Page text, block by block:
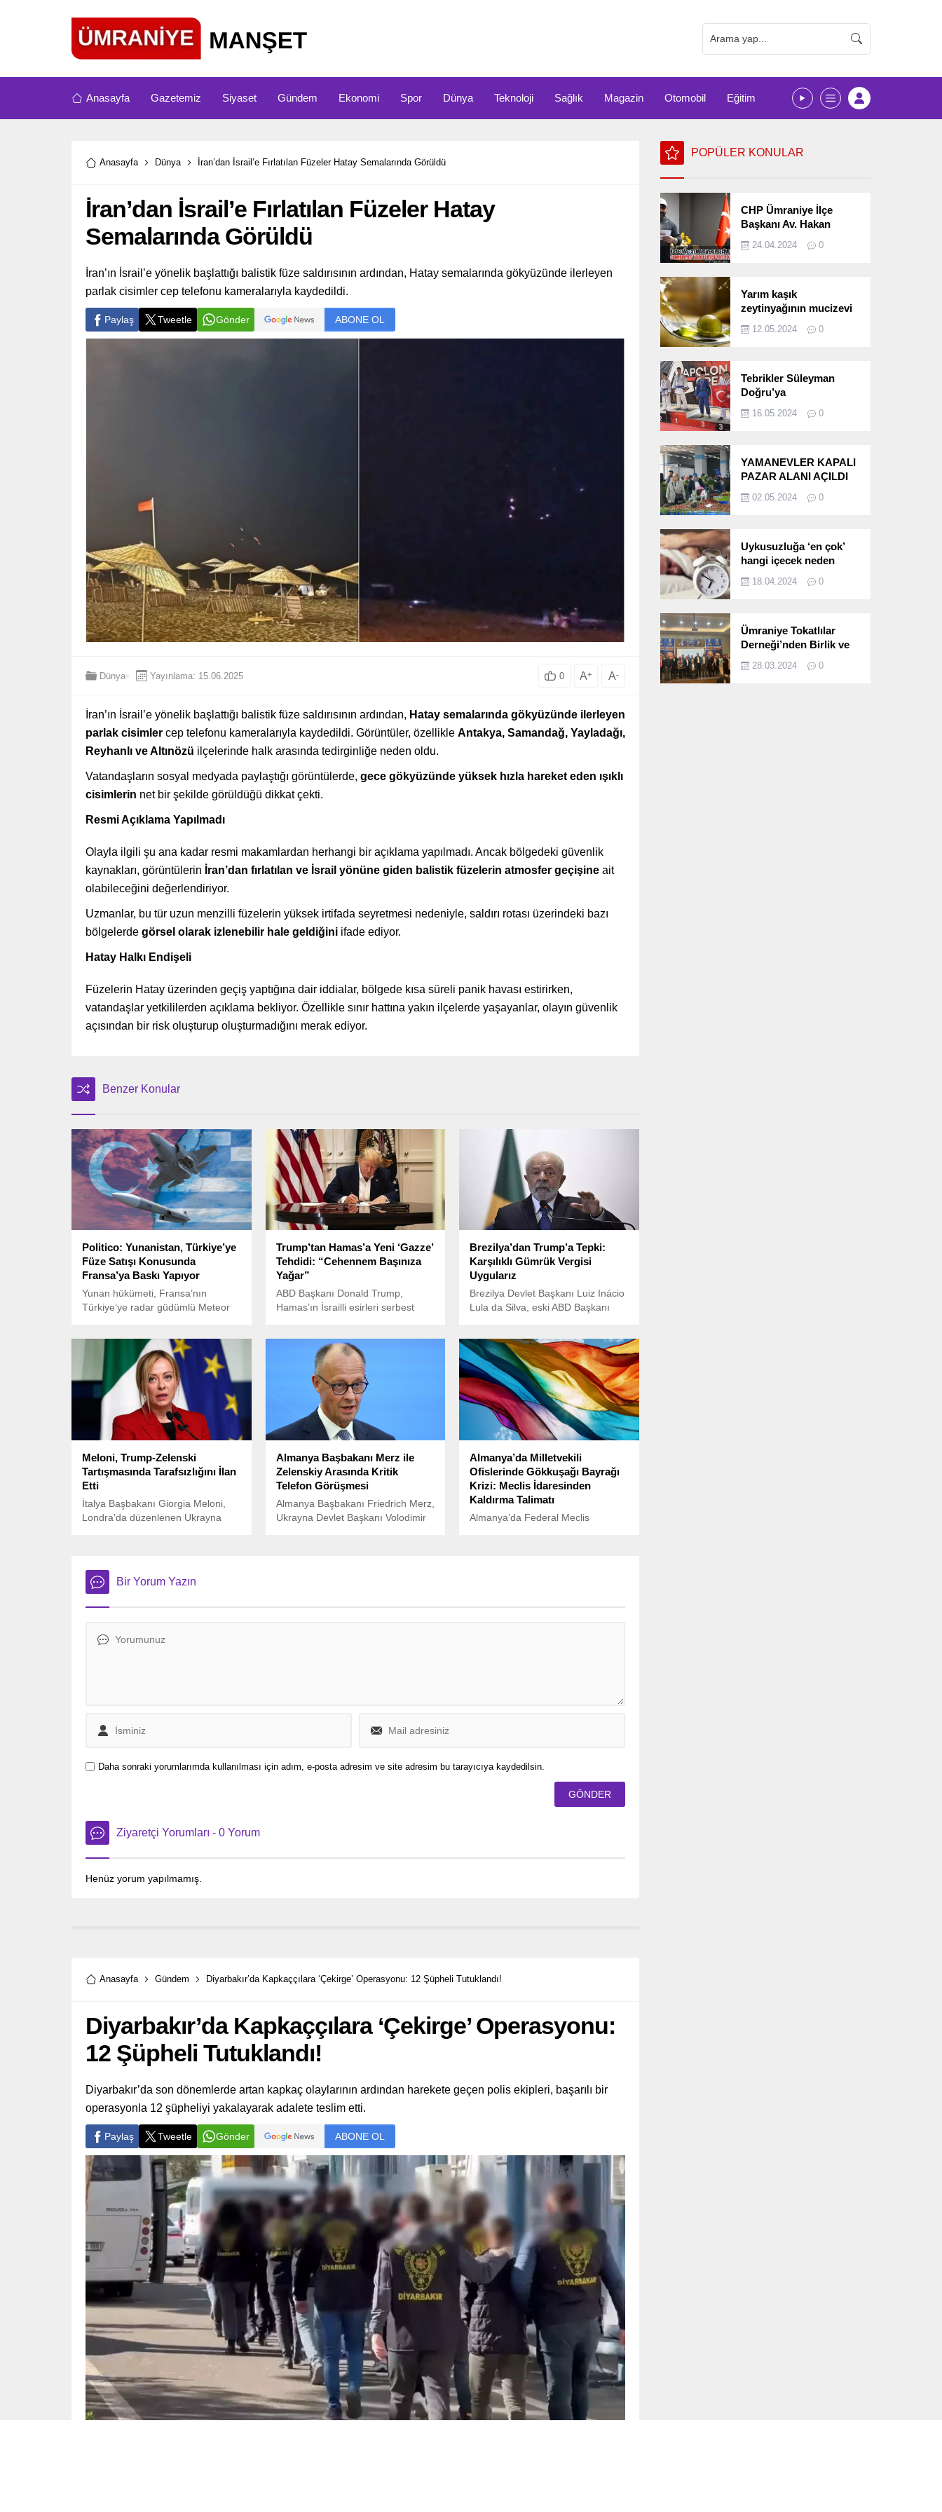
Anasayfa Gazetemiz Siyaset Gündem Ekonomi Spor Dünya Teknoloji Sağlık Magazin Otomobil Eğitim
Anasayfa Dünya İran’dan İsrail’e Fırlatılan Füzeler Hatay Semalarında Görüldü
İran’dan İsrail’e Fırlatılan Füzeler Hatay
Semalarında Görüldü
İran’ın İsrail’e yönelik başlattığı balistik füze saldırısının ardından, Hatay semalarında gökyüzünde ilerleyen
parlak cisimler cep telefonu kameralarıyla kaydedildi.
Paylaş Tweetle Gönder ABONE OL
Dünya Yayınlama: 15.06.2025 0 A+ A-
İran’ın İsrail’e yönelik başlattığı balistik füze saldırısının ardından, Hatay semalarında gökyüzünde ilerleyen
parlak cisimler cep telefonu kameralarıyla kaydedildi. Görüntüler, özellikle Antakya, Samandağ, Yayladağı,
Reyhanlı ve Altınözü ilçelerinde halk arasında tedirginliğe neden oldu.
Vatandaşların sosyal medyada paylaştığı görüntülerde, gece gökyüzünde yüksek hızla hareket eden ışıklı
cisimlerin net bir şekilde görüldüğü dikkat çekti.
Resmi Açıklama Yapılmadı
Olayla ilgili şu ana kadar resmi makamlardan herhangi bir açıklama yapılmadı. Ancak bölgedeki güvenlik
kaynakları, görüntülerin İran’dan fırlatılan ve İsrail yönüne giden balistik füzelerin atmosfer geçişine ait
olabileceğini değerlendiriyor.
Uzmanlar, bu tür uzun menzilli füzelerin yüksek irtifada seyretmesi nedeniyle, saldırı rotası üzerindeki bazı
bölgelerde görsel olarak izlenebilir hale geldiğini ifade ediyor.
Hatay Halkı Endişeli
Füzelerin Hatay üzerinden geçiş yaptığına dair iddialar, bölgede kısa süreli panik havası estirirken,
vatandaşlar yetkililerden açıklama bekliyor. Özellikle sınır hattına yakın ilçelerde yaşayanlar, olayın güvenlik
açısından bir risk oluşturup oluşturmadığını merak ediyor.
Benzer Konular
Politico: Yunanistan, Türkiye’ye
Füze Satışı Konusunda
Fransa’ya Baskı Yapıyor
Yunan hükümeti, Fransa’nın
Türkiye’ye radar güdümlü Meteor
Trump’tan Hamas’a Yeni ‘Gazze’
Tehdidi: “Cehennem Başınıza
Yağar”
ABD Başkanı Donald Trump,
Hamas’ın İsrailli esirleri serbest
“Saat 12’de ne olacağını
bilmiyorum.
Brezilya’dan Trump’a Tepki:
Karşılıklı Gümrük Vergisi
Uygularız
Brezilya Devlet Başkanı Luiz Inácio
Lula da Silva, eski ABD Başkanı
uygulama açıklamalarına yanıt
verdi.
Meloni, Trump-Zelenski
Tartışmasında Tarafsızlığını İlan
Etti
İtalya Başbakanı Giorgia Meloni,
Londra’da düzenlenen Ukrayna
bulundu.
Almanya Başbakanı Merz ile
Zelenskiy Arasında Kritik
Telefon Görüşmesi
Almanya Başbakanı Friedrich Merz,
Ukrayna Devlet Başkanı Volodimir
Almanya’da Milletvekili
Ofislerinde Gökkuşağı Bayrağı
Krizi: Meclis İdaresinden
Kaldırma Talimatı
Almanya’da Federal Meclis
Bir Yorum Yazın
Daha sonraki yorumlarımda kullanılması için adım, e-posta adresim ve site adresim bu tarayıcıya kaydedilsin.
Ziyaretçi Yorumları - 0 Yorum
Henüz yorum yapılmamış.
Anasayfa Gündem Diyarbakır’da Kapkaççılara ‘Çekirge’ Operasyonu: 12 Şüpheli Tutuklandı!
Diyarbakır’da Kapkaççılara ‘Çekirge’ Operasyonu:
12 Şüpheli Tutuklandı!
Diyarbakır’da son dönemlerde artan kapkaç olaylarının ardından harekete geçen polis ekipleri, başarılı bir
operasyonla 12 şüpheliyi yakalayarak adalete teslim etti.
Paylaş Tweetle Gönder ABONE OL
POPÜLER KONULAR
CHP Ümraniye İlçe
Başkanı Av. Hakan
Seçimlerini
24.04.2024 0
Yarım kaşık
zeytinyağının mucizevi
12.05.2024 0
Tebrikler Süleyman
Doğru’ya
16.05.2024 0
YAMANEVLER KAPALI
PAZAR ALANI AÇILDI
02.05.2024 0
Uykusuzluğa ‘en çok’
hangi içecek neden
18.04.2024 0
Ümraniye Tokatlılar
Derneği’nden Birlik ve
Programı
28.03.2024 0